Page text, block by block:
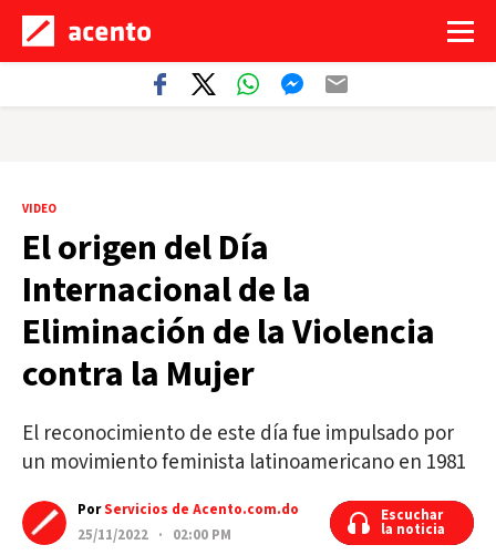
VIDEO
El origen del Día
Internacional de la
Eliminación de la Violencia
contra la Mujer
El reconocimiento de este día fue impulsado por
un movimiento feminista latinoamericano en 1981
PorServicios de Acento.com.do
25/11/2022 · 02:00 PM
Escuchar
la noticia
Escuchar
la noticia